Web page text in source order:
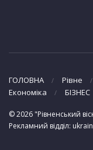
ГОЛОВНА Рівне
Економіка
БІЗНЕС
© 2026 "Рівненський
Рекламний відділ: